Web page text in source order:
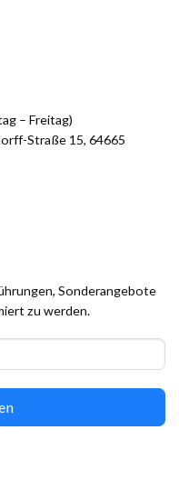
– Freitag)
Straße 15, 64665
Sonderangebote
zu werden.